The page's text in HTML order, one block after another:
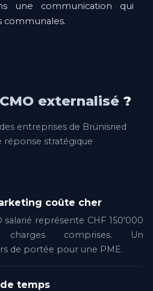
une communication qui
communales.
CMO externalisé?
entreprises de Brünisried
réponse stratégique
coûte cher
salarié représente CHF 150'000
comprises. Un
de portée pour une PME.
temps